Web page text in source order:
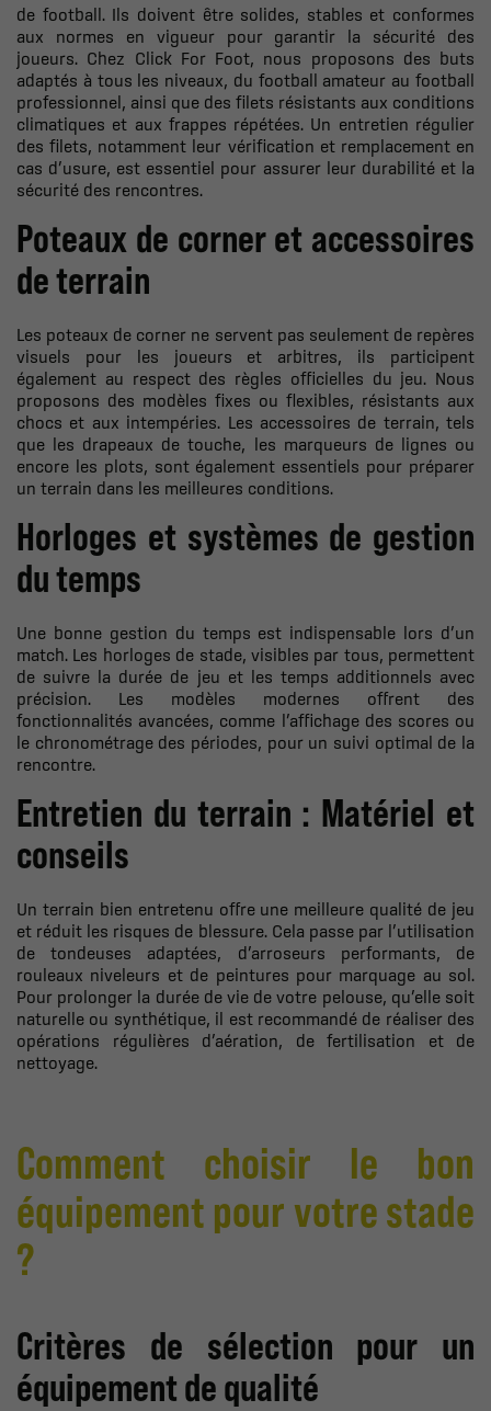
de football. Ils doivent être solides, stables et conformes
aux normes en vigueur pour garantir la sécurité des
joueurs. Chez Click For Foot, nous proposons des buts
adaptés à tous les niveaux, du football amateur au football
professionnel, ainsi que des filets résistants aux conditions
climatiques et aux frappes répétées. Un entretien régulier
des filets, notamment leur vérification et remplacement en
cas d’usure, est essentiel pour assurer leur durabilité et la
sécurité des rencontres.
Poteaux de corner et accessoires
de terrain
Les poteaux de corner ne servent pas seulement de repères
visuels pour les joueurs et arbitres, ils participent
également au respect des règles officielles du jeu. Nous
proposons des modèles fixes ou flexibles, résistants aux
chocs et aux intempéries. Les accessoires de terrain, tels
que les drapeaux de touche, les marqueurs de lignes ou
encore les plots, sont également essentiels pour préparer
un terrain dans les meilleures conditions.
Horloges et systèmes de gestion
du temps
Une bonne gestion du temps est indispensable lors d’un
match. Les horloges de stade, visibles par tous, permettent
de suivre la durée de jeu et les temps additionnels avec
précision. Les modèles modernes offrent des
fonctionnalités avancées, comme l’affichage des scores ou
le chronométrage des périodes, pour un suivi optimal de la
rencontre.
Entretien du terrain : Matériel et
conseils
Un terrain bien entretenu offre une meilleure qualité de jeu
et réduit les risques de blessure. Cela passe par l’utilisation
de tondeuses adaptées, d’arroseurs performants, de
rouleaux niveleurs et de peintures pour marquage au sol.
Pour prolonger la durée de vie de votre pelouse, qu’elle soit
naturelle ou synthétique, il est recommandé de réaliser des
opérations régulières d’aération, de fertilisation et de
nettoyage.
Comment choisir le bon
équipement pour votre stade
?
Critères de sélection pour un
équipement de qualité